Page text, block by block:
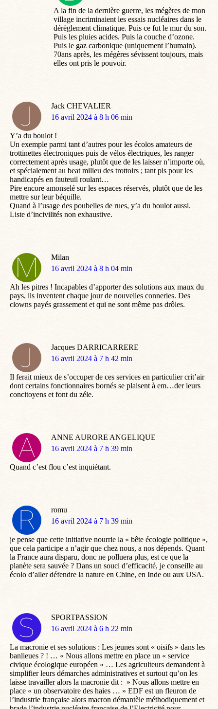
A la fin de la dernière guerre, les mégères de mon
village incriminaient les essais nucléaires dans le
dérèglement climatique. Puis ce fut le mur du son.
Puis les pluies acides. Puis la couche d’ozone.
Puis le gaz carbonique (uniquement l’humain).
70ans après, les mégères sévissent toujours, mais
elles ont pris le pouvoir.
Jack CHEVALIER
dit
16 avril 2024 à 8 h 06 min
Y’a du boulot !
Un exemple parmi tant d’autres pour les écolos amateurs de
trottinettes électroniques puis de vélos électriques, les ranger
correctement après usage, plutôt que de les laisser n’importe où,
et spécialement au beat milieu des trottoirs ; tant pis pour les
handicapés en fauteuil roulant…
Pire encore amonselé sur les espaces réservés, plutôt que de les
mettre sur leur béquille.
Quand à l’usage des poubelles de rues, y’a du boulot aussi.
Liste d’incivilités non exhaustive.
Milan
dit
16 avril 2024 à 8 h 04 min
Ah les pitres ! Incapables d’apporter des solutions aux maux du
pays, ils inventent chaque jour de nouvelles conneries. Des
clowns payés grassement et qui ne sont même pas drôles.
Jacques DARRICARRERE
dit
16 avril 2024 à 7 h 42 min
Il ferait mieux de s’occuper de ces services en particulier crit’air
dont certains fonctionnaires bornés se plaisent à em…der leurs
concitoyens et font du zéle.
ANNE AURORE ANGELIQUE
dit
16 avril 2024 à 7 h 39 min
Quand c’est flou c’est inquiétant.
romu
dit
16 avril 2024 à 7 h 39 min
je pense que cette initiative nourrie la « bête écologie politique »,
que cela participe a n’agir que chez nous, a nos dépends. Quant
la France aura disparu, donc ne polluera plus, est ce que la
planète sera sauvée ? Dans un souci d’efficacité, je conseille au
écolo d’aller défendre la nature en Chine, en Inde ou aux USA.
SPORTPASSION
dit
16 avril 2024 à 6 h 22 min
La macronie et ses solutions : Les jeunes sont « oisifs » dans les
banlieues ? ! … « Nous allons mettre en place un « service
civique écologique européen » … Les agriculteurs demandent à
simplifier leurs démarches administratives et surtout qu’on les
laisse travailler alors la macronie dit : » Nous allons mettre en
place « un observatoire des haies … » EDF est un fleuron de
l’industrie française alors macron démantèle méthodiquement et